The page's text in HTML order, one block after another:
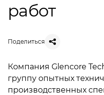
работ
Поделиться
Компания Glencore
группу опытных
производственных